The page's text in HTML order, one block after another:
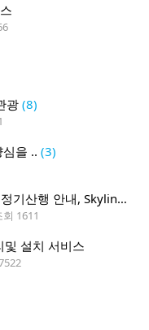
광(8)
을 .. (3)
*시애틀 산악회, 7/22/2026, 수요일 정기산행 안내, Skyline Trail Loop(Mt. Rainier)*
회 1611
및 설치 서비스